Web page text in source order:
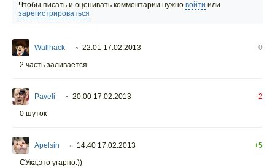
Чтобы писать и оценивать комментарии нужно войти или
зарегистрироваться
Wallhack ○ 22:01 17.02.2013
0
2 часть заливается
Paveli ○ 20:00 17.02.2013
-2
0 шуток
Apelsin ○ 14:40 17.02.2013
+5
СУка,это угарно:))